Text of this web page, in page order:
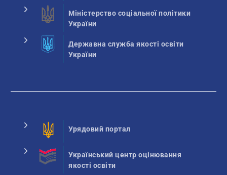
Міністерство соціальної політики
України
Державна служба якості освіти
України
Урядовий портал
Український центр оцінювання
якості освіти